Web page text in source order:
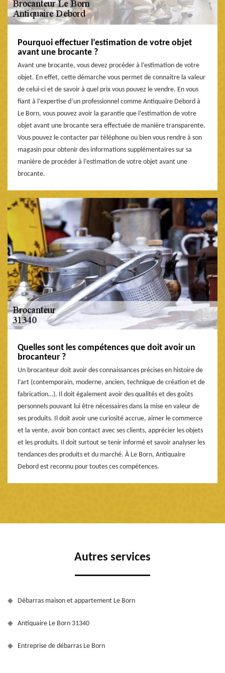
Pourquoi effectuer l’estimation de votre objet
avant une brocante ?
Avant une brocante, vous devez procéder à l’estimation de votre
objet. En effet, cette démarche vous permet de connaitre la valeur
de celui-ci et de savoir à quel prix vous pouvez le vendre. En vous
fiant à l’expertise d’un professionnel comme Antiquaire Debord à
Le Born, vous pouvez avoir la garantie que l’estimation de votre
objet avant une brocante sera effectuée de manière transparente.
Vous pouvez le contacter par téléphone ou bien vous rendre à son
magasin pour obtenir des informations supplémentaires sur sa
manière de procéder à l’estimation de votre objet avant une
brocante.
Quelles sont les compétences que doit avoir un
brocanteur ?
Un brocanteur doit avoir des connaissances précises en histoire de
l’art (contemporain, moderne, ancien, technique de création et de
fabrication…). Il doit également avoir des qualités et des goûts
personnels pouvant lui être nécessaires dans la mise en valeur de
ses produits. Il doit avoir une curiosité accrue, aimer le commerce
et la vente, avoir bon contact avec ses clients, apprécier les objets
et les produits. Il doit surtout se tenir informé et savoir analyser les
tendances des produits et du marché. À Le Born, Antiquaire
Debord est reconnu pour toutes ces compétences.
Autres services
Débarras maison et appartement Le Born
Antiquaire Le Born 31340
Entreprise de débarras Le Born